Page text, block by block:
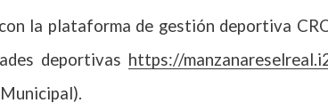
la plataforma de gestión deportiva
deportivas https://